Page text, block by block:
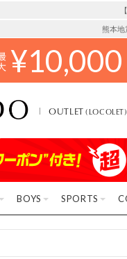
熊本地
¥10,000
OUTLET(LOCOLET)
BOYS SPORTS